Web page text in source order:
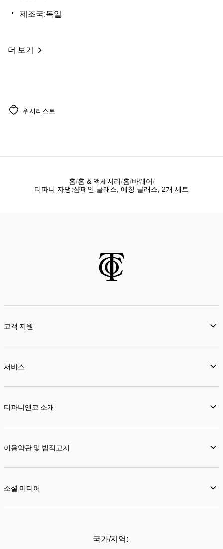
제조국:독일
더 보기
위시리스트
홈 홈 & 액세서리 홈 바웨어
티파니 자댕:샴페인 글래스, 에칭 글래스, 2개 세트
고객 지원
서비스
티파니앤코 소개
이용약관 및 법적고지
소셜 미디어
국가/지역: